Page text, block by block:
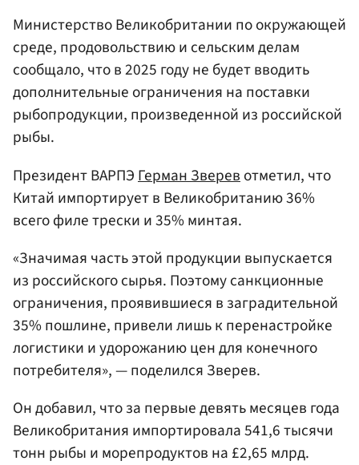
Министерство Великобритании по окружающей
среде, продовольствию и сельским делам
сообщало, что в 2025 году не будет вводить
дополнительные ограничения на поставки
рыбопродукции, произведенной из российской
рыбы.
Президент ВАРПЭ Герман Зверев отметил, что
Китай импортирует в Великобританию 36%
всего филе трески и 35% минтая.
«Значимая часть этой продукции выпускается
из российского сырья. Поэтому санкционные
ограничения, проявившиеся в заградительной
35% пошлине, привели лишь к перенастройке
логистики и удорожанию цен для конечного
потребителя», — поделился Зверев.
Он добавил, что за первые девять месяцев года
Великобритания импортировала 541,6 тысячи
тонн рыбы и морепродуктов на £2,65 млрд.